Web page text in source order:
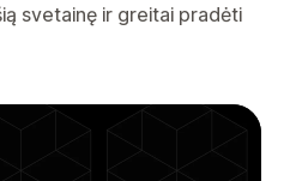
svetainę ir greitai pradėti